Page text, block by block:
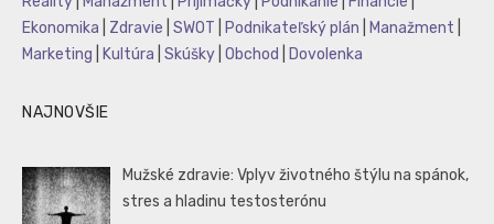
Ekonomika
Zdravie SWOT Podnikateľský plán Manažment
Marketing
Kultúra Skúšky Obchod Dovolenka
NAJNOVŠIE
Mužské zdravie: Vplyv životného štýlu na spánok,
stres a hladinu testosterónu